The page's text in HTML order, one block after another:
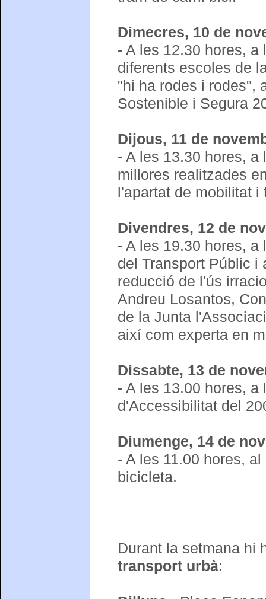
Dimecres, 10 de
- A les 12.30 hores,
diferents escoles de
"hi ha rodes i rodes",
Sostenible i Segura
Dijous, 11 de
- A les 13.30 hores,
millores realitzades
l'apartat de mobilitat
Divendres, 12 de
- A les 19.30 hores,
del Transport Públic i
reducció de l'ús
Andreu Losantos,
de la Junta
així com experta en
Dissabte, 13 de
- A les 13.00 hores,
d'Accessibilitat del
Diumenge, 14 de
- A les 11.00 hores,
bicicleta.
Durant la setmana hi
transport urbà: